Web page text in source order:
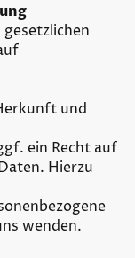
gesetzlichen
und
ein Recht auf
Hierzu
wenden.